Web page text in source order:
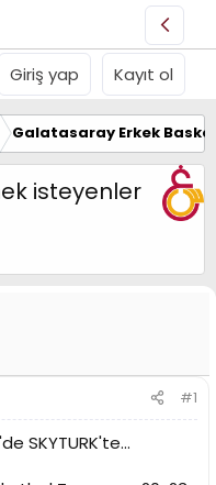
Giriş yap Kayıt ol
Galatasaray Erkek
isteyenler
#1
SKYTURK'te...